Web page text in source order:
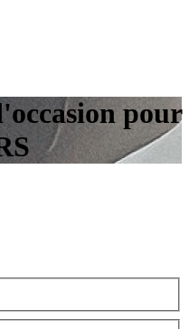
pour